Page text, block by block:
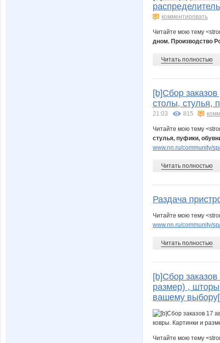
комментировать
Читайте мою тему
дном. Производство
Читать полностью
[b]Сбор
столы, стулья,
21:03 815
Читайте мою тему
стулья, пуфики,
www.nn.ru/community/
Читать полностью
Раздача
Читайте мою тему
www.nn.ru/community/
Читать полностью
[b]Сбор
размер) ,
вашему
Читайте мою тему